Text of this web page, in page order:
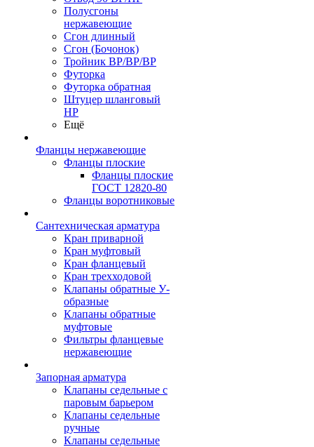
Полусгоны
нержавеющие
Сгон длинный
Сгон (Бочонок)
Тройник ВР/ВР/ВР
Футорка
Футорка обратная
Штуцер шланговый
НР
Ещё
Фланцы нержавеющие
Фланцы плоские
Фланцы плоские
ГОСТ 12820-80
Фланцы воротниковые
Сантехническая арматура
Кран приварной
Кран муфтовый
Кран фланцевый
Кран трехходовой
Клапаны обратные У-
образные
Клапаны обратные
муфтовые
Фильтры фланцевые
нержавеющие
Запорная арматура
Клапаны седельные с
паровым барьером
Клапаны седельные
ручные
Клапаны седельные